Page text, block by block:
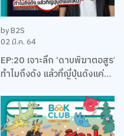
by B2S
02 มี.ค. 64
EP:20 เจาะลึก ‘ดาบพิฆาตอสูร’
ทำไมถึงดัง แล้วที่ญี่ปุ่นดังแค่
คุง-ณัฐพงศ์ ไชยวานิชย์ผล